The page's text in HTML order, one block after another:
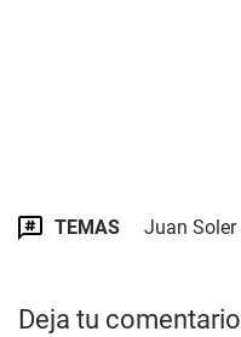
TEMAS Juan Soler
Deja tu comentario